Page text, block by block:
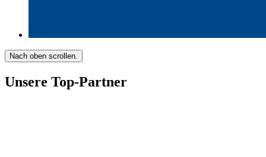
Nach oben scrollen.
Unsere Top-Partner